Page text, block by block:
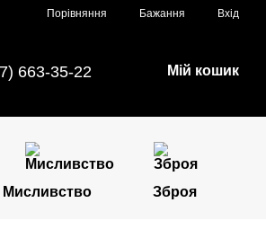
Порівняння Бажання Вхід
663-35-22 Мій кошик
Мисливство Зброя